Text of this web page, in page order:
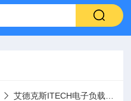
艾德克斯ITECH电子负载